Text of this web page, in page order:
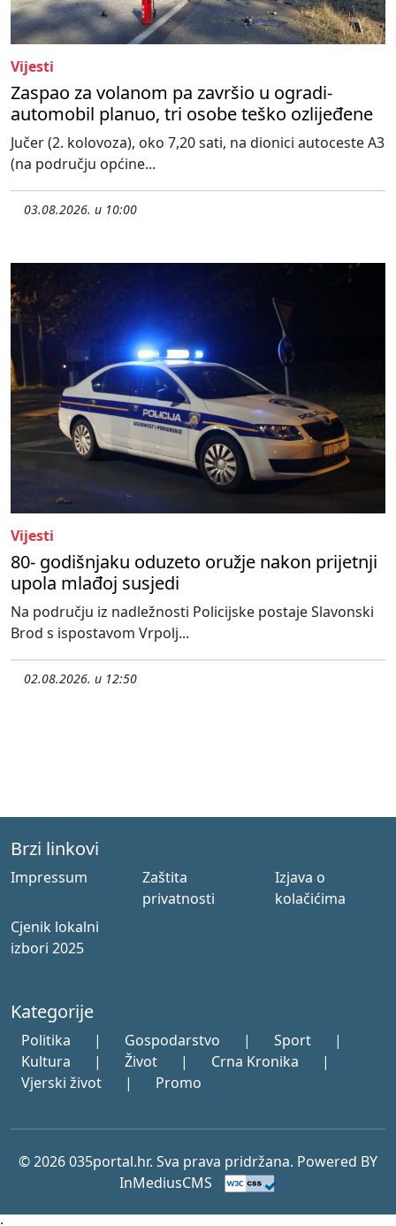
Vijesti
Zaspao za volanom pa završio u ogradi-
automobil planuo, tri osobe teško ozlijeđene
Jučer (2. kolovoza), oko 7,20 sati, na dionici autoceste A3
(na području općine...
03.08.2026. u 10:00
Vijesti
80- godišnjaku oduzeto oružje nakon prijetnji
upola mlađoj susjedi
Na području iz nadležnosti Policijske postaje Slavonski
Brod s ispostavom Vrpolj...
02.08.2026. u 12:50
Brzi linkovi
Impressum
Zaštita
privatnosti
Izjava o
kolačićima
Cjenik lokalni
izbori 2025
Kategorije
Politika | Gospodarstvo | Sport
|
Kultura
| Život | Crna Kronika
|
Vjerski život
| Promo
© 2026 035portal.hr. Sva prava pridržana. Powered BY
InMediusCMS